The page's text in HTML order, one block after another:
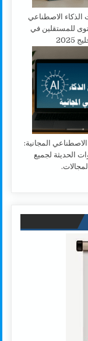
الذكاء الاصطناعي
للمستقلين في
2025
الاصطناعي المجانية:
الحديثة لجميع
المجالات.